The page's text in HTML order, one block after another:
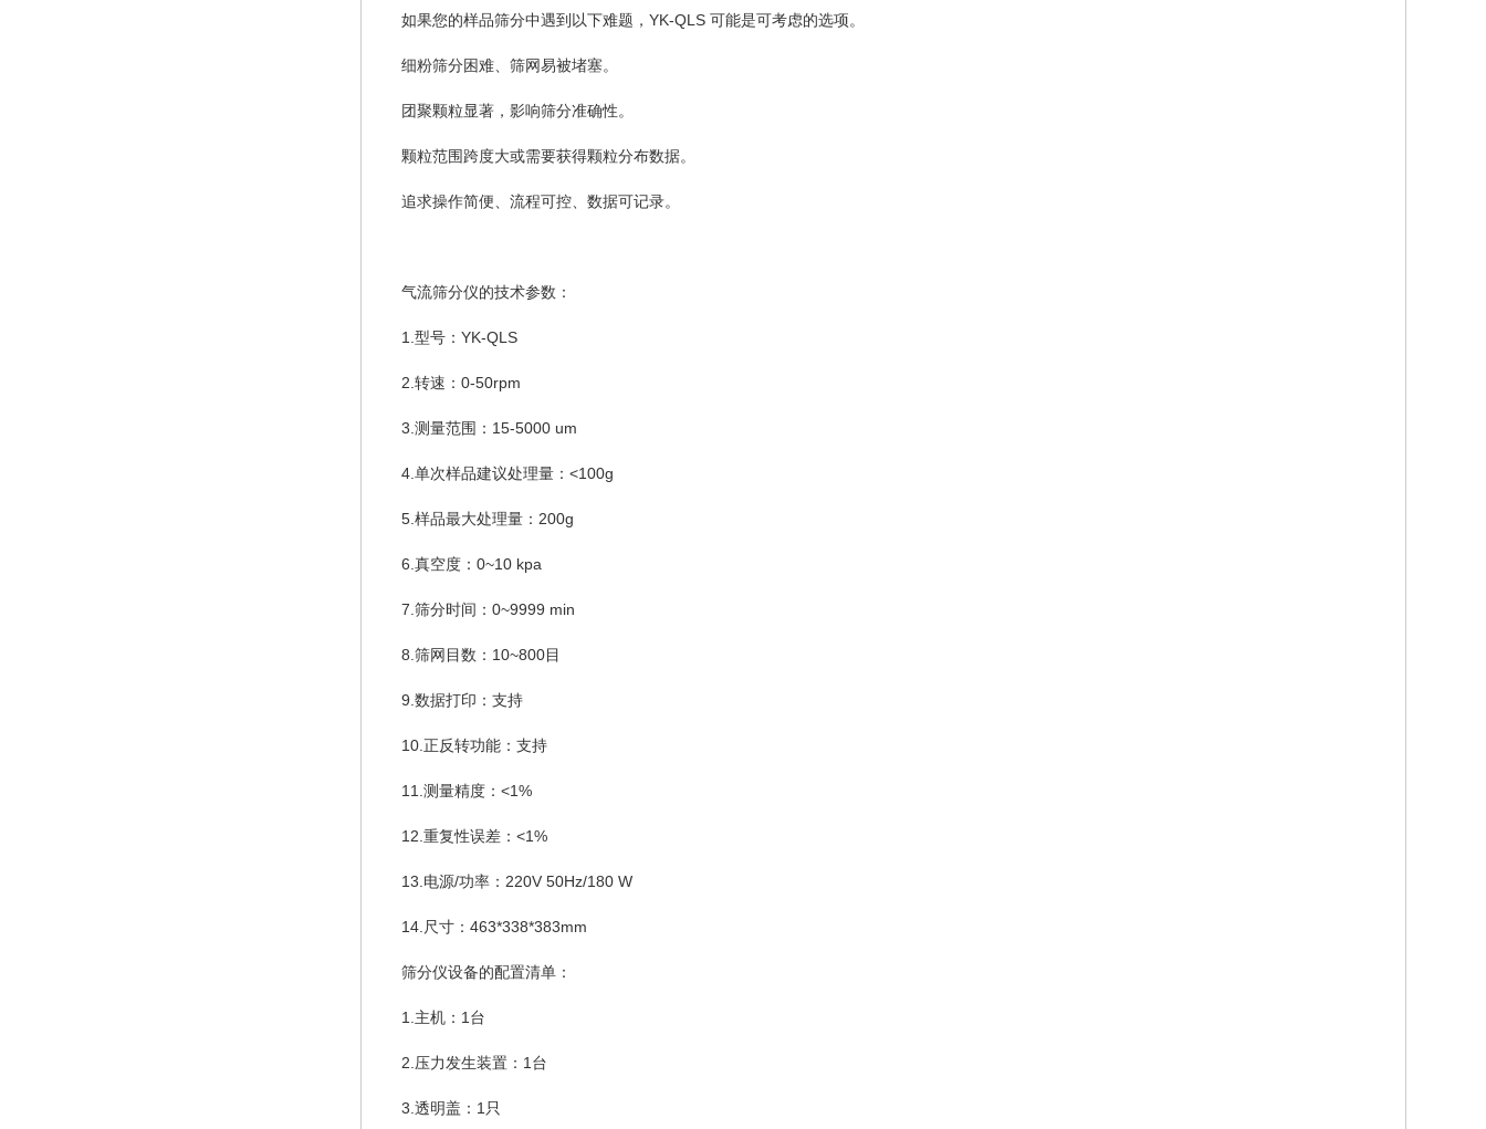
如果您的样品筛分中遇到以下难题，YK-QLS 可能是可考虑的选项。
细粉筛分困难、筛网易被堵塞。
团聚颗粒显著，影响筛分准确性。
颗粒范围跨度大或需要获得颗粒分布数据。
追求操作简便、流程可控、数据可记录。
气流筛分仪的技术参数：
1.型号：YK-QLS
2.转速：0-50rpm
3.测量范围：15-5000 um
4.单次样品建议处理量：<100g
5.样品最大处理量：200g
6.真空度：0~10 kpa
7.筛分时间：0~9999 min
8.筛网目数：10~800目
9.数据打印：支持
10.正反转功能：支持
11.测量精度：<1%
12.重复性误差：<1%
13.电源/功率：220V 50Hz/180 W
14.尺寸：463*338*383mm
筛分仪设备的配置清单：
1.主机：1台
2.压力发生装置：1台
3.透明盖：1只